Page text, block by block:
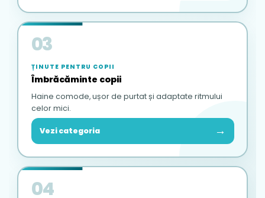
03
ȚINUTE PENTRU COPII
Îmbrăcăminte copii
Haine comode, ușor de purtat și adaptate ritmului
celor mici.
Vezi categoria →
04